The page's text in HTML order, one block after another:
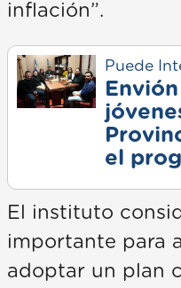
inflación”.
Puede
el
El instituto
importante para
adoptar un plan